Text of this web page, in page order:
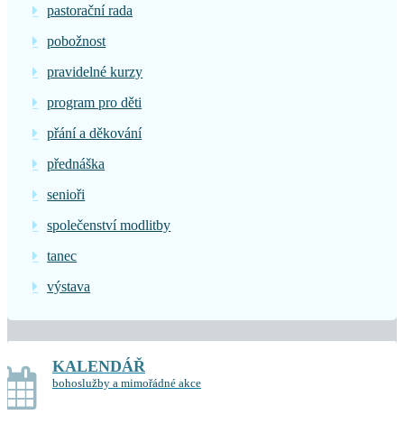
pastorační rada
pobožnost
pravidelné kurzy
program pro děti
přání a děkování
přednáška
senioři
společenství modlitby
tanec
výstava
KALENDÁŘ
bohoslužby a mimořádné akce